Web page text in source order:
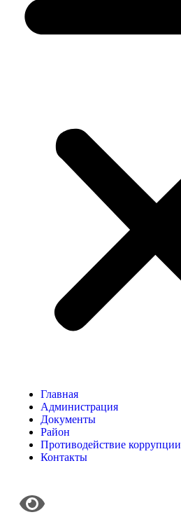
Главная
Администрация
Документы
Район
Противодействие коррупции
Контакты